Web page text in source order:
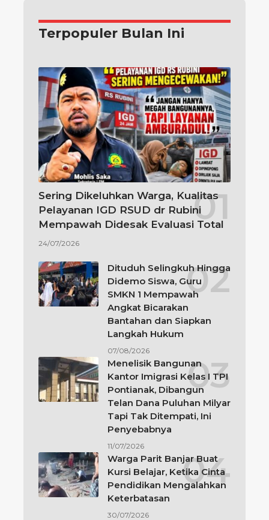
Terpopuler Bulan Ini
Sering Dikeluhkan Warga, Kualitas
Pelayanan IGD RSUD dr Rubini
Mempawah Didesak Evaluasi Total
24/07/2026
Dituduh Selingkuh Hingga
Didemo Siswa, Guru
SMKN 1 Mempawah
Angkat Bicarakan
Bantahan dan Siapkan
Langkah Hukum
07/08/2026
Menelisik Bangunan
Kantor Imigrasi Kelas I TPI
Pontianak, Dibangun
Telan Dana Puluhan Milyar
Tapi Tak Ditempati, Ini
Penyebabnya
11/07/2026
Warga Parit Banjar Buat
Kursi Belajar, Ketika Cinta
Pendidikan Mengalahkan
Keterbatasan
30/07/2026